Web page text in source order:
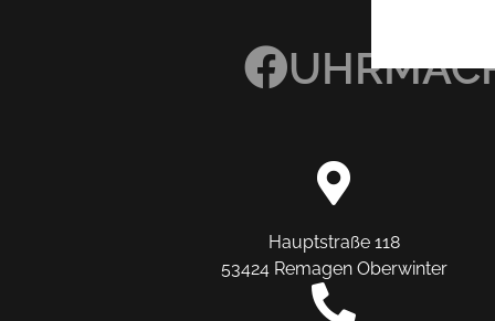
Hauptstraße 118
53424 Remagen Oberwinter